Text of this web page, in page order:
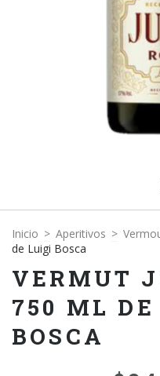
Inicio > Aperitivos >
de Luigi Bosca
VERMUT
750 ML
BOSCA